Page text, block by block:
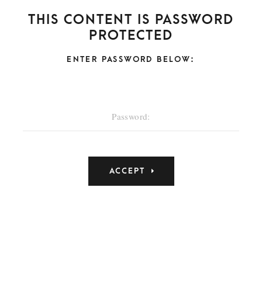
This content is password
protected
ENTER PASSWORD BELOW: